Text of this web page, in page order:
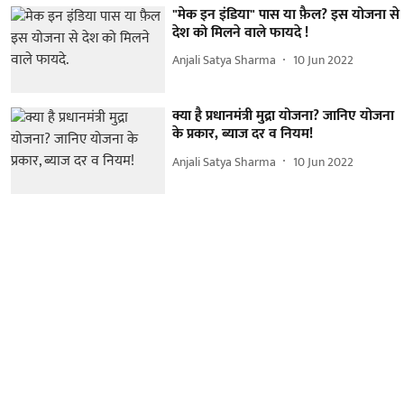
"मेक इन इंडिया" पास या फ़ैल? इस योजना से
देश को मिलने वाले फायदे !
Anjali Satya Sharma 10 Jun 2022
क्या है प्रधानमंत्री मुद्रा योजना? जानिए योजना
के प्रकार, ब्याज दर व नियम!
Anjali Satya Sharma 10 Jun 2022